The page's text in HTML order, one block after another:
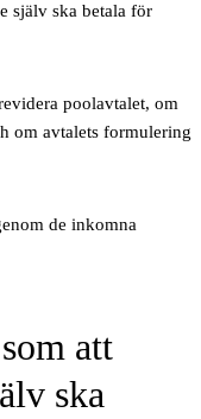
själv ska betala för
poolavtalet, om
om avtalets formulering
de inkomna
att
ska